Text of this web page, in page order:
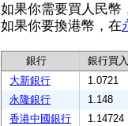
如果你需要買人民幣
如果你要換港幣，在
銀行
銀行買
大新銀行
1.0721
永隆銀行
1.148
香港中國銀行
1.14724